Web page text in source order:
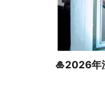
🎍2026年